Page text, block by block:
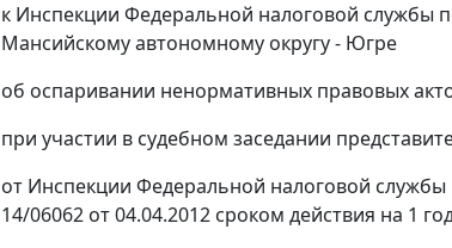
к Инспекции Федеральной налоговой службы
Мансийскому автономному округу - Югре
об оспаривании ненормативных правовых
при участии в судебном заседании
от Инспекции Федеральной налоговой службы
14/06062 от 04.04.2012 сроком действия на 1